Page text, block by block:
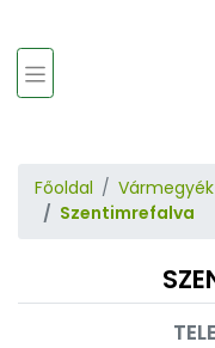
Főoldal Vármegyék
Szentimrefalva